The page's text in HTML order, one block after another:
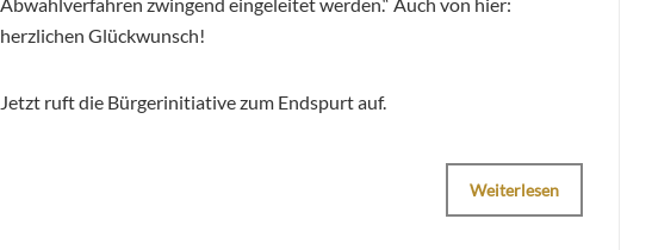
herzlichen Glückwunsch!
Jetzt ruft die Bürgerinitiative zum Endspurt auf.
Weiterlesen